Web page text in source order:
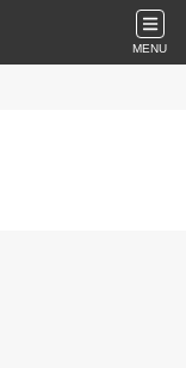
MENU